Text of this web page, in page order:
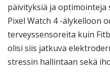
päivityksiä ja
Pixel Watch 4 -älykelloon
terveyssensoreita kuin
olisi siis jatkuva
stressin hallintaan sekä